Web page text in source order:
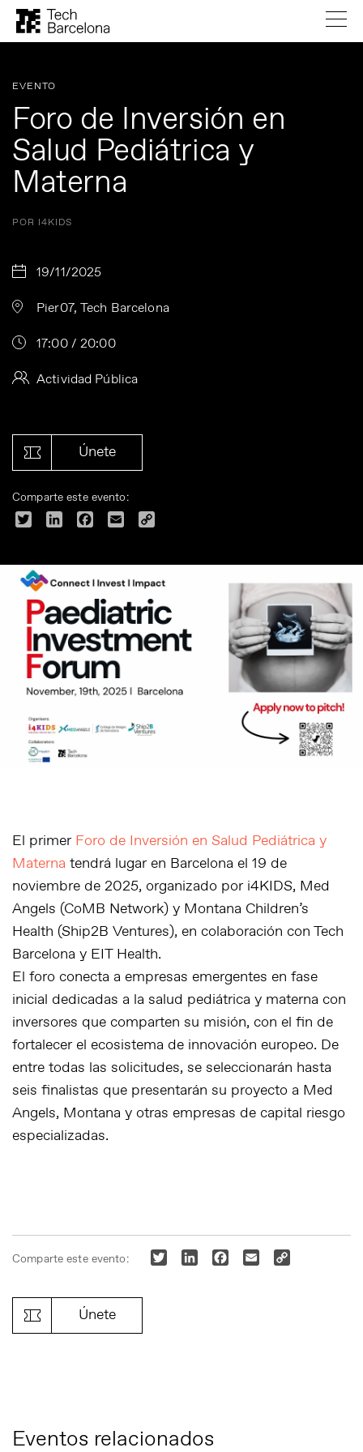
EVENTO
Foro de Inversión en
Salud Pediátrica y
Materna
POR I4KIDS
19/11/2025
Pier07, Tech Barcelona
17:00 / 20:00
Actividad Pública
Únete
Comparte este evento:
Twitter LinkedInFacebook
Email
El primer Foro de Inversión en Salud Pediátrica y
Materna tendrá lugar en Barcelona el 19 de
noviembre de 2025, organizado por i4KIDS, Med
Angels (CoMB Network) y Montana Children’s
Health (Ship2B Ventures), en colaboración con Tech
Barcelona y EIT Health.
El foro conecta a empresas emergentes en fase
inicial dedicadas a la salud pediátrica y materna con
inversores que comparten su misión, con el fin de
fortalecer el ecosistema de innovación europeo. De
entre todas las solicitudes, se seleccionarán hasta
seis finalistas que presentarán su proyecto a Med
Angels, Montana y otras empresas de capital riesgo
especializadas.
Comparte este evento: Twitter LinkedInFacebook
Email
Únete
Eventos relacionados